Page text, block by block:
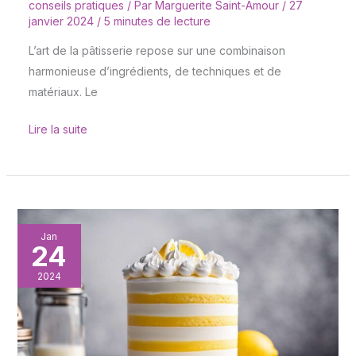
conseils pratiques / Par Marguerite Saint-Amour / 27
janvier 2024 / 5 minutes de lecture
L’art de la pâtisserie repose sur une combinaison
harmonieuse d’ingrédients, de techniques et de
matériaux. Le
Lire la suite
Jan
24
2024
Glacage
royal
secrets
pour
un